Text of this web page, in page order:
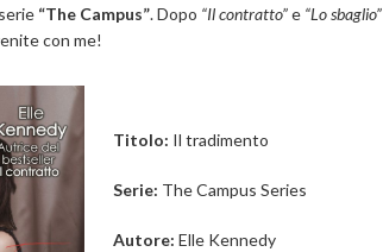
“The Campus”. Dopo “Il contratto”e “Lo sbaglio”
con me!
Titolo: Il tradimento
Serie: The Campus Series
Autore: Elle Kennedy